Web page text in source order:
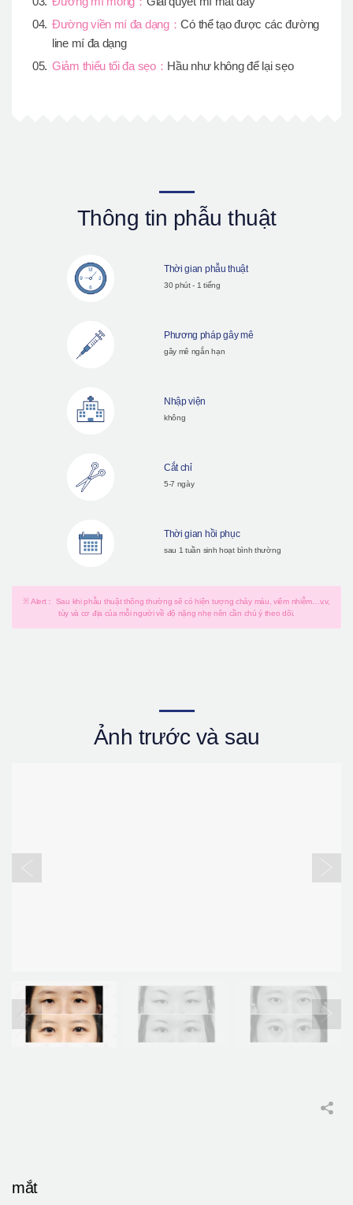
Đường viền mí đa dạng：Có thể tạo được các đường
line mí đa dạng
Giảm thiểu tối đa sẹo： Hầu như không để lại sẹo
Thông tin phẫu thuật
Thời gian phẫu thuật
30 phút - 1 tiếng
Phương pháp gây mê
gây mê ngắn hạn
Nhập viện
không
Cắt chỉ
5-7 ngày
Thời gian hồi phục
sau 1 tuần sinh hoạt bình thường
※ Alert： Sau khi phẫu thuật thông thường sẽ có hiện tượng chảy máu, viêm nhiễm…v.v,
tùy và cơ địa của mỗi người về độ nặng nhẹ nên cần chú ý theo dõi.
Ảnh trước và sau
mắt